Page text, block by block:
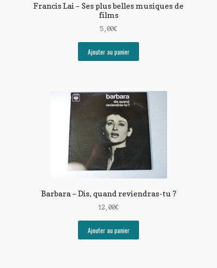
Francis Lai – Ses plus belles musiques de
films
5,00€
Ajouter au panier
Barbara – Dis, quand reviendras-tu ?
12,00€
Ajouter au panier